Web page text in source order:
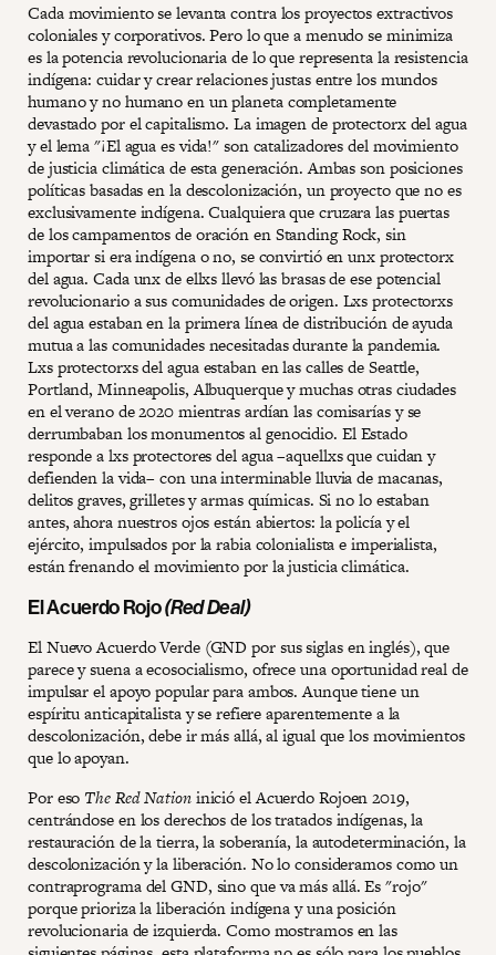
Cada movimiento se levanta contra los proyectos extractivos
coloniales y corporativos. Pero lo que a menudo se minimiza
es la potencia revolucionaria de lo que representa la resistencia
indígena: cuidar y crear relaciones justas entre los mundos
humano y no humano en un planeta completamente
devastado por el capitalismo. La imagen de protectorx del agua
y el lema "¡El agua es vida!" son catalizadores del movimiento
de justicia climática de esta generación. Ambas son posiciones
políticas basadas en la descolonización, un proyecto que no es
exclusivamente indígena. Cualquiera que cruzara las puertas
de los campamentos de oración en Standing Rock, sin
importar si era indígena o no, se convirtió en unx protectorx
del agua. Cada unx de ellxs llevó las brasas de ese potencial
revolucionario a sus comunidades de origen. Lxs protectorxs
del agua estaban en la primera línea de distribución de ayuda
mutua a las comunidades necesitadas durante la pandemia.
Lxs protectorxs del agua estaban en las calles de Seattle,
Portland, Minneapolis, Albuquerque y muchas otras ciudades
en el verano de 2020 mientras ardían las comisarías y se
derrumbaban los monumentos al genocidio. El Estado
responde a lxs protectores del agua –aquellxs que cuidan y
defienden la vida– con una interminable lluvia de macanas,
delitos graves, grilletes y armas químicas. Si no lo estaban
antes, ahora nuestros ojos están abiertos: la policía y el
ejército, impulsados por la rabia colonialista e imperialista,
están frenando el movimiento por la justicia climática.
El Acuerdo Rojo(Red Deal)
El Nuevo Acuerdo Verde (GND por sus siglas en inglés), que
parece y suena a ecosocialismo, ofrece una oportunidad real de
impulsar el apoyo popular para ambos. Aunque tiene un
espíritu anticapitalista y se refiere aparentemente a la
descolonización, debe ir más allá, al igual que los movimientos
que lo apoyan.
Por eso The Red Nationinició el Acuerdo Rojoen 2019,
centrándose en los derechos de los tratados indígenas, la
restauración de la tierra, la soberanía, la autodeterminación, la
descolonización y la liberación. No lo consideramos como un
contraprograma del GND, sino que va más allá. Es "rojo"
porque prioriza la liberación indígena y una posición
revolucionaria de izquierda. Como mostramos en las